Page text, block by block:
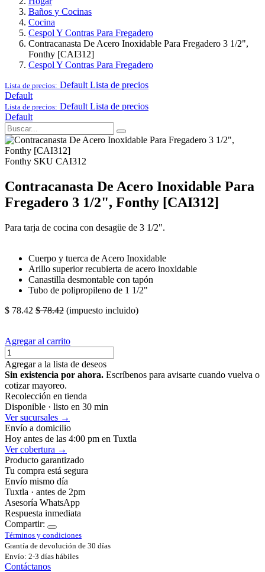
Baños y Cocinas
Cocina
Cespol Y Contras Para Fregadero
Contracanasta De Acero Inoxidable Para Fregadero 3 1/2",
Fonthy [CAI312]
Cespol Y Contras Para Fregadero
Lista de precios: Default Lista de precios
Default
Lista de precios: Default Lista de precios
Default
Fonthy SKU CAI312
Contracanasta De Acero Inoxidable Para
Fregadero 3 1/2", Fonthy [CAI312]
Para tarja de cocina con desagüe de 3 1/2".
Cuerpo y tuerca de Acero Inoxidable
Arillo superior recubierta de acero inoxidable
Canastilla desmontable con tapón
Tubo de polipropileno de 1 1/2"
$ 78.42 $78.42 (impuesto incluido)
Agregar al carrito
Agregar a la lista de deseos
Sin existencia por ahora. Escríbenos para avisarte cuando vuelva o
cotizar mayoreo.
Recolección en tienda
Disponible · listo en 30 min
Ver sucursales →
Envío a domicilio
Hoy antes de las 4:00 pm en Tuxtla
Ver cobertura →
Producto garantizado
Tu compra está segura
Envío mismo día
Tuxtla · antes de 2pm
Asesoría WhatsApp
Respuesta inmediata
Compartir:
Términos y condiciones
Grantía de devolución de 30 días
Envío: 2-3 días hábiles
Contáctanos